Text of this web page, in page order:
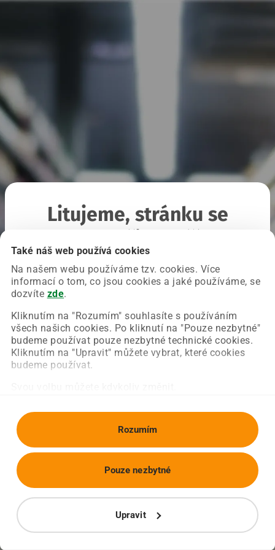
Také náš web používá cookies
Na našem webu používáme tzv. cookies. Více
informací o tom, co jsou cookies a jaké používáme, se
dozvíte zde.
Kliknutím na "Rozumím" souhlasíte s používáním
všech našich cookies. Po kliknutí na "Pouze nezbytné"
budeme používat pouze nezbytné technické cookies.
Kliknutím na "Upravit" můžete vybrat, které cookies
budeme používat.
Rozumím
Upravit
Pouze nezbytné
Litujeme, stránku se
Chyba nastala na naší straně a už ji opravujeme.
Zkuste prosím znovu načíst požadovanou stránku.
Obnovit stránku Úvodní strana